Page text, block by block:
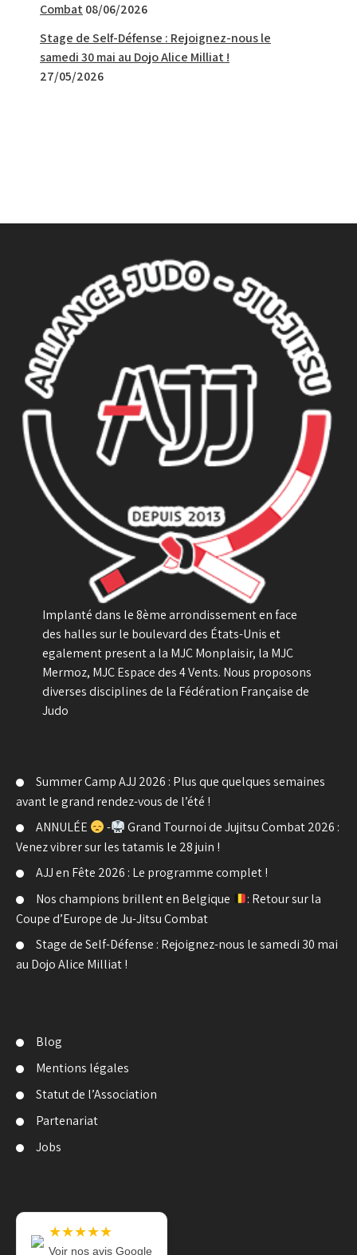
Combat 08/06/2026
Stage de Self-Défense : Rejoignez-nous le
samedi 30 mai au Dojo Alice Milliat !
27/05/2026
Implanté dans le 8ème arrondissement en face
des halles sur le boulevard des États-Unis et
egalement present a la MJC Monplaisir, la MJC
Mermoz, MJC Espace des 4 Vents. Nous proposons
diverses disciplines de la Fédération Française de
Judo
Summer Camp AJJ 2026 : Plus que quelques semaines
avant le grand rendez-vous de l’été !
ANNULÉE
-
Grand Tournoi de Jujitsu Combat 2026 :
Venez vibrer sur les tatamis le 28 juin !
AJJ en Fête 2026 : Le programme complet !
Nos champions brillent en Belgique
: Retour sur la
Coupe d’Europe de Ju-Jitsu Combat
Stage de Self-Défense : Rejoignez-nous le samedi 30 mai
au Dojo Alice Milliat !
Blog
Mentions légales
Statut de l’Association
Partenariat
Jobs
★★★★★
Voir nos avis Google